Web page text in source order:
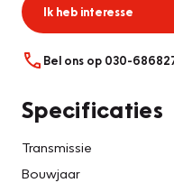
Ik heb interesse
Bel ons op 030-
Specificaties
Transmissie
Bouwjaar